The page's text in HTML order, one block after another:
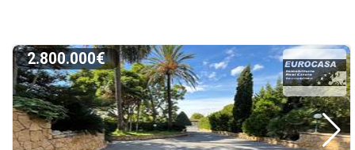
2.800.000€